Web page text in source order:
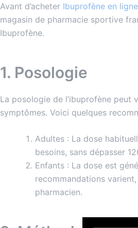
Avant d’acheter Ibuprofène en
magasin de pharmacie sportive
Ibuprofène.
1. Posologie
La posologie de l’ibuprofène peut
symptômes. Voici quelques
Adultes : La dose
besoins, sans dépasser
Enfants : La dose est
recommandations
pharmacien.